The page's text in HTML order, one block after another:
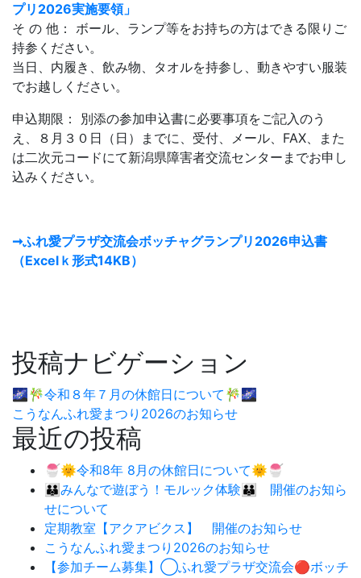
プリ2026実施要領」
そ の 他： ボール、ランプ等をお持ちの方はできる限りご
持参ください。
当日、内履き、飲み物、タオルを持参し、動きやすい服装
でお越しください。
申込期限： 別添の参加申込書に必要事項をご記入のう
え、８月３０日（日）までに、受付、メール、FAX、また
は二次元コードにて新潟県障害者交流センターまでお申し
込みください。
➞ふれ愛プラザ交流会ボッチャグランプリ2026申込書
（Excelｋ形式14KB）
投稿ナビゲーション
🌌🎋令和８年７月の休館日について🎋🌌
こうなんふれ愛まつり2026のお知らせ
最近の投稿
🍧🌞令和8年 8月の休館日について🌞🍧
👪みんなで遊ぼう！モルック体験👪 開催のお知ら
せについて
定期教室【アクアビクス】 開催のお知らせ
こうなんふれ愛まつり2026のお知らせ
【参加チーム募集】◯ふれ愛プラザ交流会🔴ボッチ